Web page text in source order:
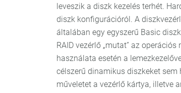
leveszik a diszk kezelés terhét.
diszk konfigurációról. A
általában egy egyszerű Basic
RAID vezérlő „mutat” az
használata esetén a
célszerű dinamikus diszkeket
műveletet a vezérlő kártya, illetve